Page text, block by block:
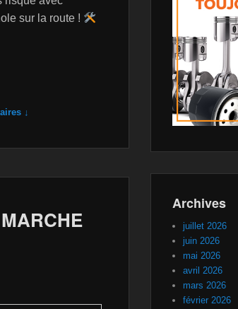
sur la route !
↓
Archives
juillet 2026
juin 2026
mai 2026
avril 2026
mars 2026
février 2026